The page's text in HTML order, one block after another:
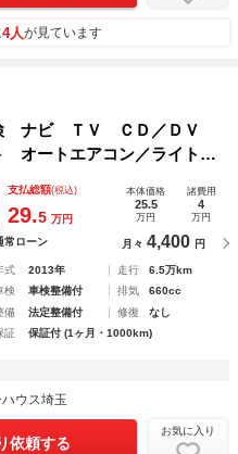
4人が見ています
ナビ ＴＶ ＣＤ／ＤＶ
オートエアコン／ライト
スペアキー 純正アルミホ
ウ ワンオーナー 禁煙車
支払総額(税込)
29.5 万円
本体価格
25.5
万円
諸費用
4
万円
常ローン 月々 4,400 円
式 2013年 走行
6.5万km
検
車検整備付 排気
660cc
備
法定整備付 修復
なし
証
保証付 (1ヶ月・1000km)
ウス埼玉
依頼する
お気に入り